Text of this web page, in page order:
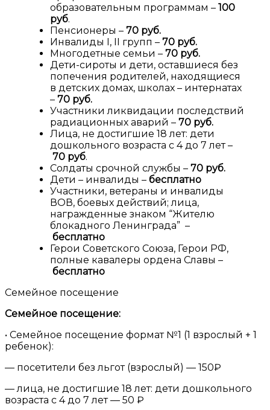
образовательным программам – 100
руб.
Пенсионеры – 70 руб.
Инвалиды I, II групп – 70 руб.
Многодетные семьи – 70 руб.
Дети-сироты и дети, оставшиеся без
попечения родителей, находящиеся
в детских домах, школах – интернатах
– 70 руб.
Участники ликвидации последствий
радиационных аварий – 70 руб.
Лица, не достигшие 18 лет: дети
дошкольного возраста с 4 до 7 лет –
70 руб.
Солдаты срочной службы – 70 руб.
Дети – инвалиды – бесплатно
Участники, ветераны и инвалиды
ВОВ, боевых действий; лица,
награжденные знаком “Жителю
блокадного Ленинграда” –
бесплатно
Герои Советского Союза, Герои РФ,
полные кавалеры ордена Славы –
бесплатно
Семейное посещение
Семейное посещение:
• Семейное посещение формат №1 (1 взрослый + 1
ребенок):
— посетители без льгот (взрослый) — 150₽
— лица, не достигшие 18 лет: дети дошкольного
возраста с 4 до 7 лет — 50 ₽